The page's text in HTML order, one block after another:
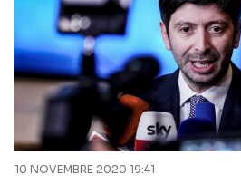
10 NOVEMBRE 2020 19:41